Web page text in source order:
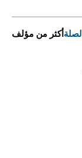
أكثر من مؤلف